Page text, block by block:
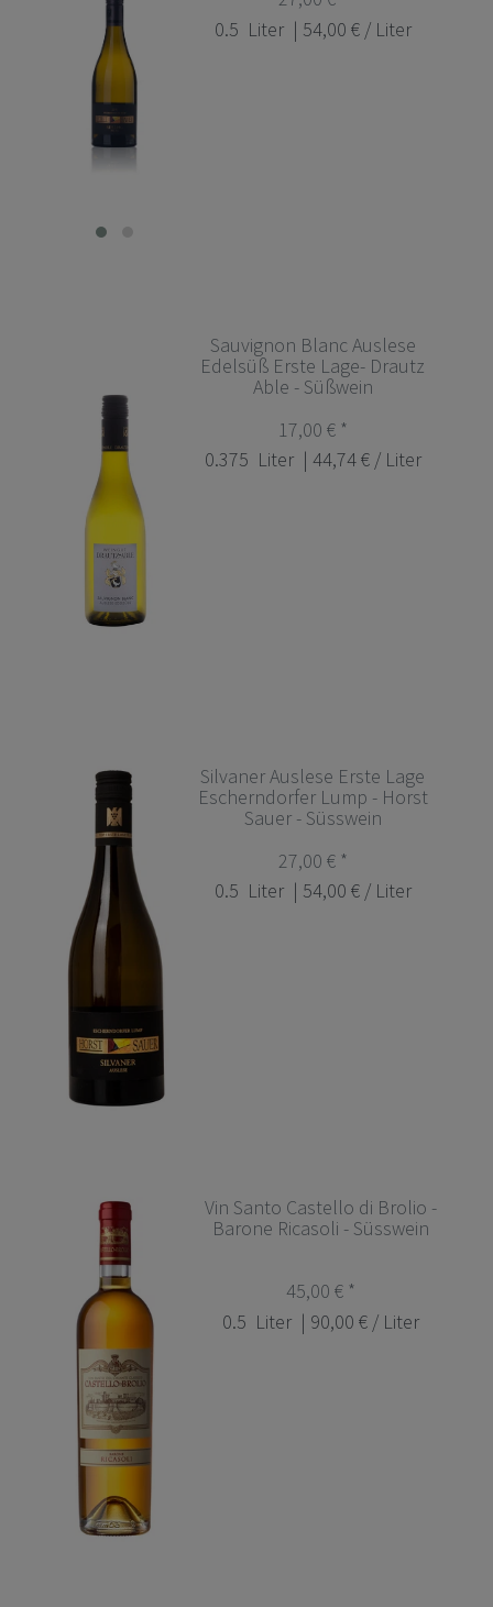
0.5 Liter | 54,00 € / Liter
Sauvignon Blanc Auslese
Edelsüß Erste Lage- Drautz
Able - Süßwein
17,00 € *
0.375 Liter | 44,74 € / Liter
Silvaner Auslese Erste Lage
Escherndorfer Lump - Horst
Sauer - Süsswein
27,00 € *
0.5 Liter | 54,00 € / Liter
Vin Santo Castello di Brolio -
Barone Ricasoli - Süsswein
45,00 € *
0.5 Liter | 90,00 € / Liter